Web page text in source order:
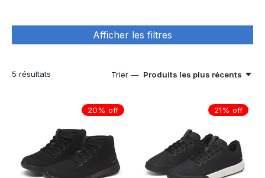
Afficher les filtres
5 résultats Trier — Produits les plus récents
20% off 21% off